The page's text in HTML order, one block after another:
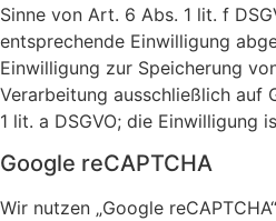
Sinne von Art. 6 Abs. 1 lit. f
entsprechende Einwilligung
Einwilligung zur Speicherung
Verarbeitung ausschließlich auf
1 lit. a DSGVO; die Einwilligung
Google reCAPTCHA
Wir nutzen „Google